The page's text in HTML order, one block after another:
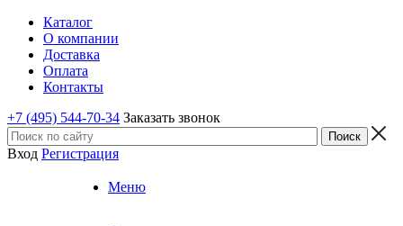
Каталог
О компании
Доставка
Оплата
Контакты
+7 (495) 544-70-34 Заказать звонок
Вход Регистрация
Меню